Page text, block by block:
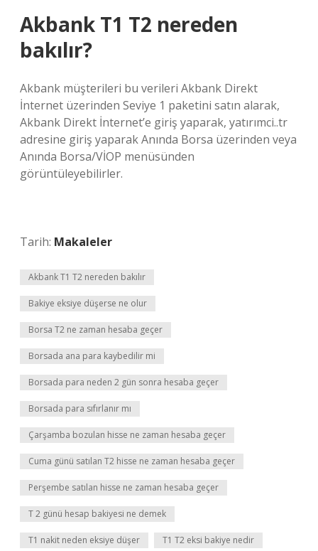
Akbank T1 T2 nereden
bakılır?
Akbank müşterileri bu verileri Akbank Direkt
İnternet üzerinden Seviye 1 paketini satın alarak,
Akbank Direkt İnternet’e giriş yaparak, yatırımci..tr
adresine giriş yaparak Anında Borsa üzerinden veya
Anında Borsa/VİOP menüsünden
görüntüleyebilirler.
Tarih: Makaleler
Akbank T1 T2 nereden bakılır
Bakiye eksiye düşerse ne olur
Borsa T2 ne zaman hesaba geçer
Borsada ana para kaybedilir mi
Borsada para neden 2 gün sonra hesaba geçer
Borsada para sıfırlanır mı
Çarşamba bozulan hisse ne zaman hesaba geçer
Cuma günü satılan T2 hisse ne zaman hesaba geçer
Perşembe satılan hisse ne zaman hesaba geçer
T 2 günü hesap bakiyesi ne demek
T1 nakit neden eksiye düşer T1 T2 eksi bakiye nedir